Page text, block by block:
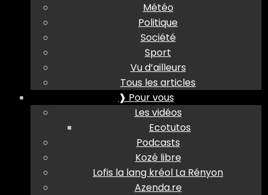
Météo
Politique
Société
Sport
Vu d’ailleurs
Tous les articles
❱ Pour vous
Les vidéos
Ecotutos
Podcasts
Kozé libre
Lofis la lang kréol La Rényon
Azenda.re